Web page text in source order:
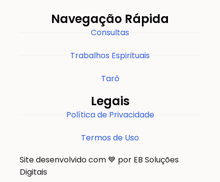
Navegação Rápida
Consultas
Trabalhos Espirituais
Tarô
Legais
Política de Privacidade
Termos de Uso
Site desenvolvido com 💙 por EB Soluções
Digitais